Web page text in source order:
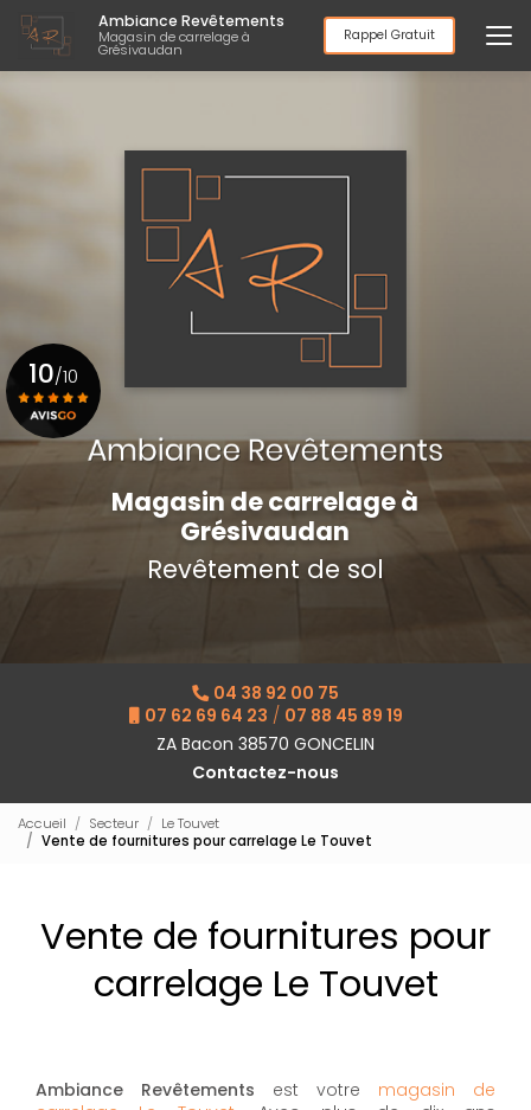
Aller
au
contenu
principal
Ambiance Revêtements
Magasin de carrelage à
Grésivaudan
Rappel Gratuit
Magasin de carrelage à
Grésivaudan
Revêtement de sol
04 38 92 00 75
07 62 69 64 23 / 07 88 45 89 19
ZA Bacon 38570 GONCELIN
Contactez-nous
10/10
Voir le certificat
Accueil Secteur
Le Touvet
Vente de fournitures pour carrelage Le Touvet
Vente de fournitures pour
carrelage Le Touvet
Ambiance Revêtements est votre magasin de